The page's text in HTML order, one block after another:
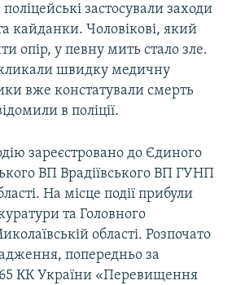
застосували заходи
кайданки. Чоловікові, який
опір, у певну мить стало зле.
швидку медичну
вже констатували смерть
в поліції.
зареєстровано до Єдиного
ВП Врадіївського ВП ГУНП
На місце події прибули
та Головного
області. Розпочато
попередньо за
КК України «Перевищення